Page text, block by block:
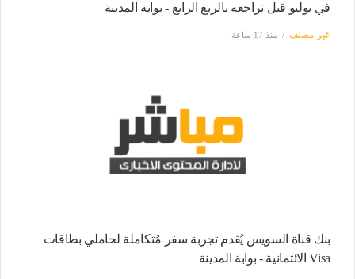
في يوليو قبل تراجعه بالربع الرابع - بوابة المدينة
غير مصنف منذ 17 ساعة
بنك قناة السويس يُقدم تجربة سفر مُتكاملة لحاملي بطاقات
Visa الائتمانية - بوابة المدينة